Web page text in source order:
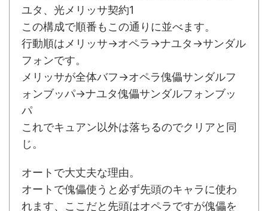
ユタ、光メリッサ契約1
この構成で順番もこの通りに並べます。
行動順はメリッサ→オペラ→ナユタ→サンダル
フォンです。
メリッサが全体バフ→オペラ傀儡サンダルフ
ォンブッパ→ナユタ傀儡サンダルフォンブッ
パ
これでキュアン以外は落ちるのでクリアと同
じ。
オートで大丈夫な理由。
オートで傀儡使うと必ず先頭のキャラに使わ
れます、ここだと先頭はオペラですが傀儡を